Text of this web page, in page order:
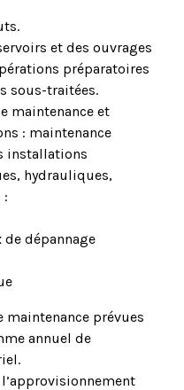
et des ouvrages
préparatoires
sous-traitées.
maintenance et
: maintenance
installations
hydrauliques,
:
dépannage
maintenance prévues
annuel de